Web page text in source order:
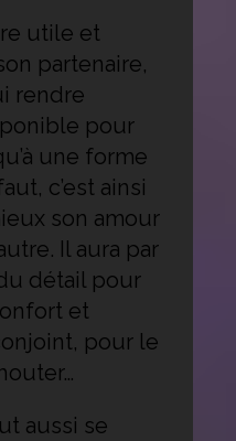
utile et
partenaire,
rendre
pour
une forme
c’est ainsi
son amour
Il aura par
détail pour
et
pour le
aussi se